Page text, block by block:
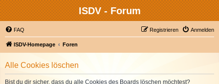
ISDV - Forum
FAQ Anmelden
Registrieren
ISDV-Homepage Foren
Alle Cookies löschen
Bist du dir sicher, dass du alle Cookies des Boards löschen möchtest?